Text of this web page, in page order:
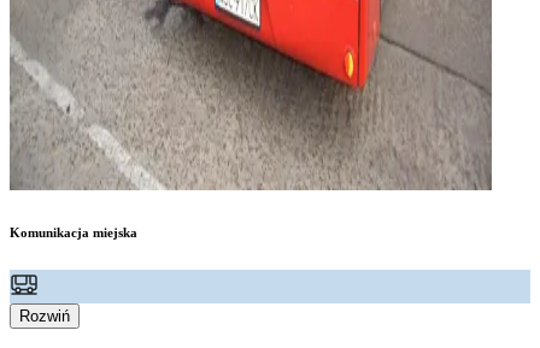
Komunikacja miejska
Rozwiń